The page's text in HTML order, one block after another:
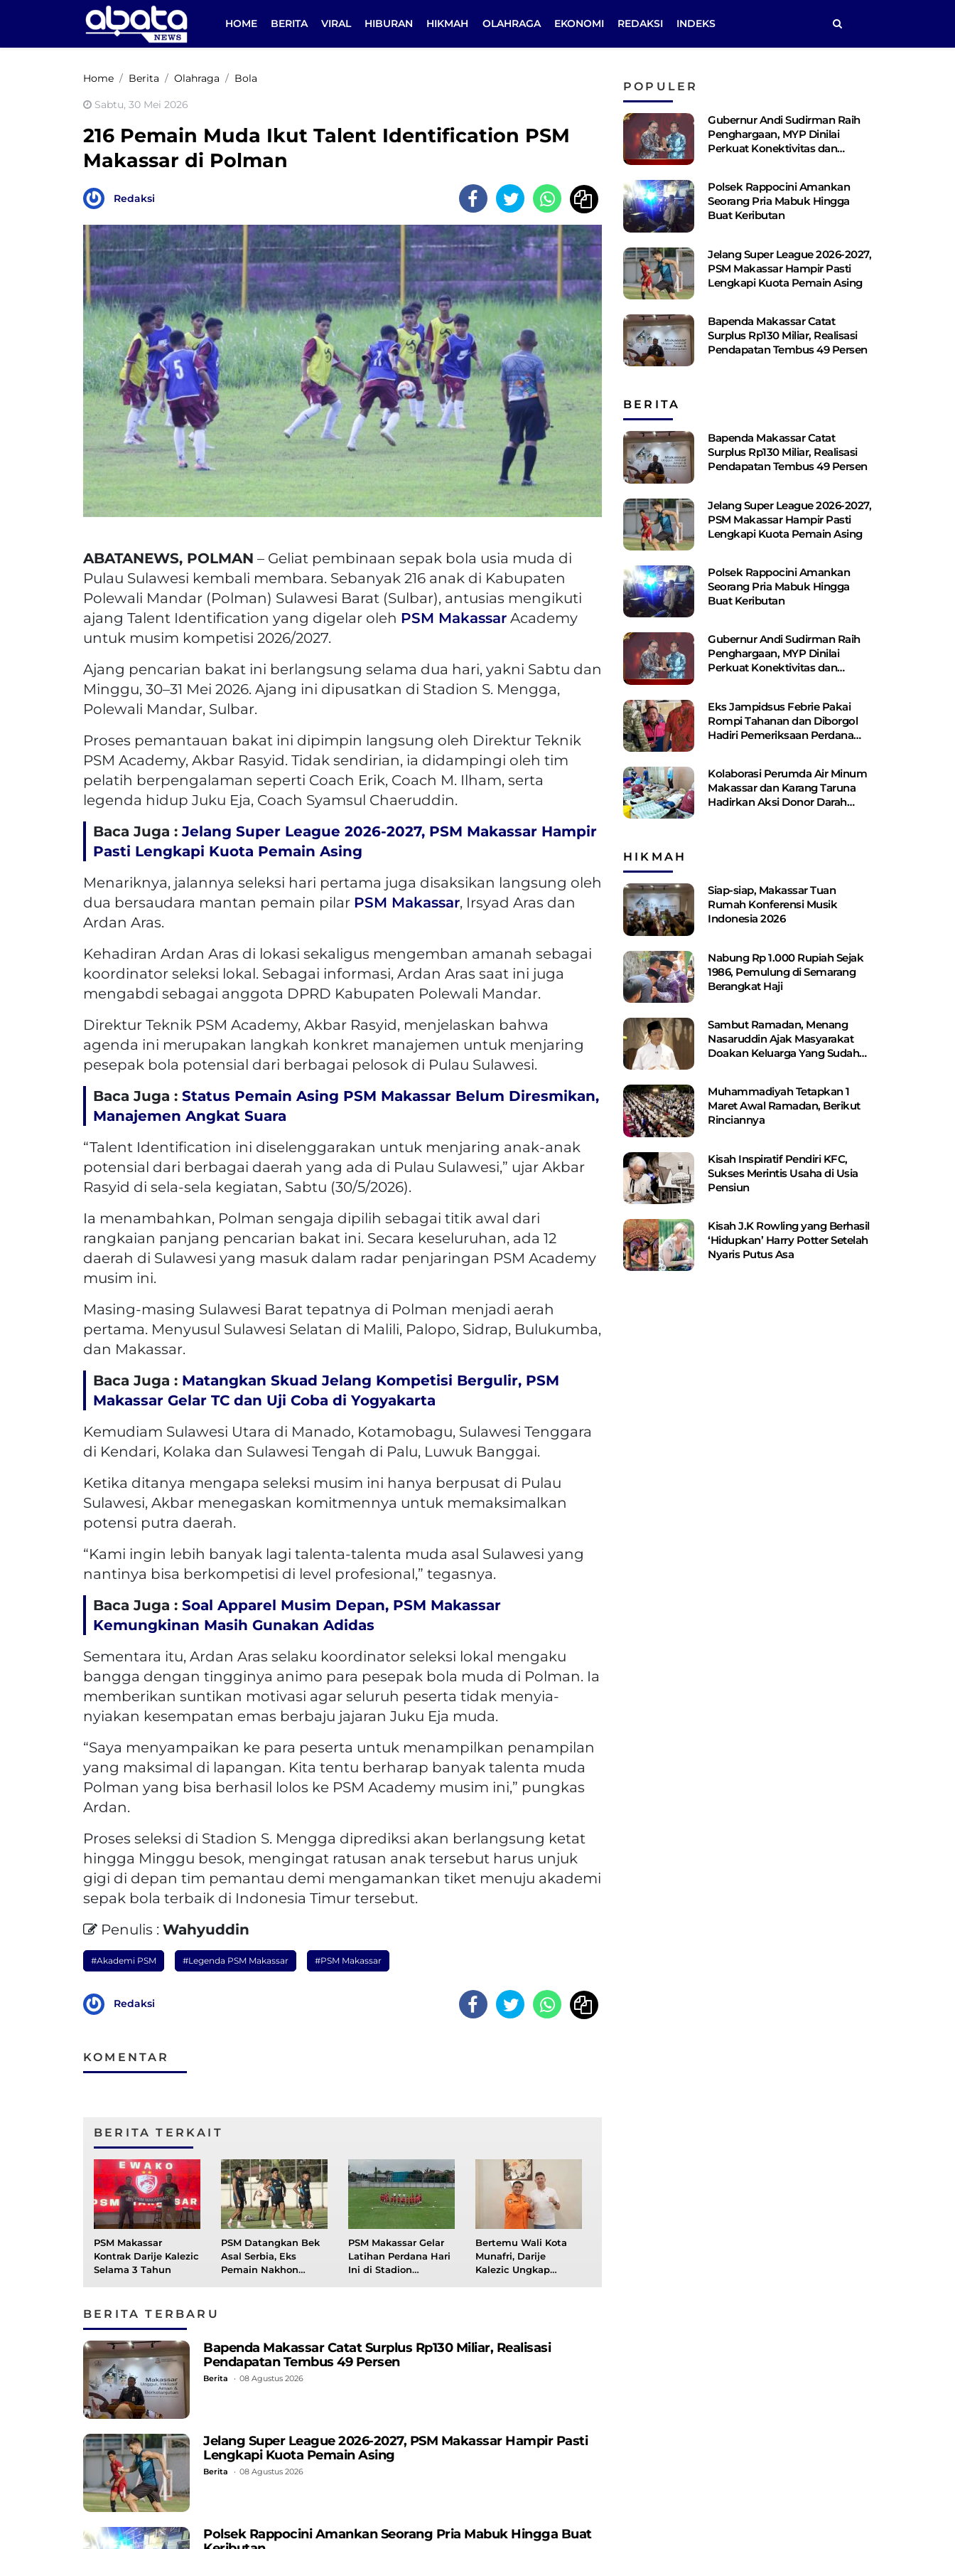
HOME BERITA VIRAL HIBURAN HIKMAH OLAHRAGA EKONOMI REDAKSI INDEKS
Home Berita Olahraga Bola
Sabtu, 30 Mei 2026
216 Pemain Muda Ikut Talent Identification PSM
Makassar di Polman
Redaksi
ABATANEWS, POLMAN – Geliat pembinaan sepak bola usia muda di
Pulau Sulawesi kembali membara. Sebanyak 216 anak di Kabupaten
Polewali Mandar (Polman) Sulawesi Barat (Sulbar), antusias mengikuti
ajang Talent Identification yang digelar oleh PSM Makassar Academy
untuk musim kompetisi 2026/2027.
Ajang pencarian bakat ini berlangsung selama dua hari, yakni Sabtu dan
Minggu, 30–31 Mei 2026. Ajang ini dipusatkan di Stadion S. Mengga,
Polewali Mandar, Sulbar.
Proses pemantauan bakat ini dipimpin langsung oleh Direktur Teknik
PSM Academy, Akbar Rasyid. Tidak sendirian, ia didampingi oleh tim
pelatih berpengalaman seperti Coach Erik, Coach M. Ilham, serta
legenda hidup Juku Eja, Coach Syamsul Chaeruddin.
Baca Juga :Jelang Super League 2026-2027, PSM Makassar Hampir
Pasti Lengkapi Kuota Pemain Asing
Menariknya, jalannya seleksi hari pertama juga disaksikan langsung oleh
dua bersaudara mantan pemain pilar PSM Makassar, Irsyad Aras dan
Ardan Aras.
Kehadiran Ardan Aras di lokasi sekaligus mengemban amanah sebagai
koordinator seleksi lokal. Sebagai informasi, Ardan Aras saat ini juga
mengabdi sebagai anggota DPRD Kabupaten Polewali Mandar.
Direktur Teknik PSM Academy, Akbar Rasyid, menjelaskan bahwa
agenda ini merupakan langkah konkret manajemen untuk menjaring
pesepak bola potensial dari berbagai pelosok di Pulau Sulawesi.
Baca Juga : Status Pemain Asing PSM Makassar Belum Diresmikan,
Manajemen Angkat Suara
“Talent Identification ini diselenggarakan untuk menjaring anak-anak
potensial dari berbagai daerah yang ada di Pulau Sulawesi,” ujar Akbar
Rasyid di sela-sela kegiatan, Sabtu (30/5/2026).
Ia menambahkan, Polman sengaja dipilih sebagai titik awal dari
rangkaian panjang pencarian bakat ini. Secara keseluruhan, ada 12
daerah di Sulawesi yang masuk dalam radar penjaringan PSM Academy
musim ini.
Masing-masing Sulawesi Barat tepatnya di Polman menjadi aerah
pertama. Menyusul Sulawesi Selatan di Malili, Palopo, Sidrap, Bulukumba,
dan Makassar.
Baca Juga : Matangkan Skuad Jelang Kompetisi Bergulir, PSM
Makassar Gelar TC dan Uji Coba di Yogyakarta
Kemudiam Sulawesi Utara di Manado, Kotamobagu, Sulawesi Tenggara
di Kendari, Kolaka dan Sulawesi Tengah di Palu, Luwuk Banggai.
Ketika ditanya mengapa seleksi musim ini hanya berpusat di Pulau
Sulawesi, Akbar menegaskan komitmennya untuk memaksimalkan
potensi putra daerah.
“Kami ingin lebih banyak lagi talenta-talenta muda asal Sulawesi yang
nantinya bisa berkompetisi di level profesional,” tegasnya.
Baca Juga : Soal Apparel Musim Depan, PSM Makassar
Kemungkinan Masih Gunakan Adidas
Sementara itu, Ardan Aras selaku koordinator seleksi lokal mengaku
bangga dengan tingginya animo para pesepak bola muda di Polman. Ia
memberikan suntikan motivasi agar seluruh peserta tidak menyia-
nyiakan kesempatan emas berbaju jajaran Juku Eja muda.
“Saya menyampaikan ke para peserta untuk menampilkan penampilan
yang maksimal di lapangan. Kita tentu berharap banyak talenta muda
Polman yang bisa berhasil lolos ke PSM Academy musim ini,” pungkas
Ardan.
Proses seleksi di Stadion S. Mengga diprediksi akan berlangsung ketat
hingga Minggu besok, mengingat ratusan anak tersebut harus unjuk
gigi di depan tim pemantau demi mengamankan tiket menuju akademi
sepak bola terbaik di Indonesia Timur tersebut.
Penulis : Wahyuddin
#Akademi PSM #Legenda PSM Makassar #PSM Makassar
Redaksi
KOMENTAR
BERITA TERKAIT
PSM Makassar
Kontrak Darije Kalezic
Selama 3 Tahun
PSM Datangkan Bek
Asal Serbia, Eks
Pemain Nakhon
PSM Makassar Gelar
Latihan Perdana Hari
Ini di Stadion
Bertemu Wali Kota
Munafri, Darije
Kalezic Ungkap
BERITA TERBARU
Bapenda Makassar Catat Surplus Rp130 ​​Miliar, Realisasi
Pendapatan Tembus 49 Persen
Berita 08 Agustus 2026
Jelang Super League 2026-2027, PSM Makassar Hampir Pasti
Lengkapi Kuota Pemain Asing
Berita 08 Agustus 2026
Polsek Rappocini Amankan Seorang Pria Mabuk Hingga Buat
POPULER
Gubernur Andi Sudirman Raih
Penghargaan, MYP Dinilai
Perkuat Konektivitas dan
Polsek Rappocini Amankan
Seorang Pria Mabuk Hingga
Buat Keributan
Jelang Super League 2026-2027,
PSM Makassar Hampir Pasti
Lengkapi Kuota Pemain Asing
Bapenda Makassar Catat
Surplus Rp130 ​​Miliar, Realisasi
Pendapatan Tembus 49 Persen
BERITA
Bapenda Makassar Catat
Surplus Rp130 ​​Miliar, Realisasi
Pendapatan Tembus 49 Persen
Jelang Super League 2026-2027,
PSM Makassar Hampir Pasti
Lengkapi Kuota Pemain Asing
Polsek Rappocini Amankan
Seorang Pria Mabuk Hingga
Buat Keributan
Gubernur Andi Sudirman Raih
Penghargaan, MYP Dinilai
Perkuat Konektivitas dan
Eks Jampidsus Febrie Pakai
Rompi Tahanan dan Diborgol
Hadiri Pemeriksaan Perdana
Kolaborasi Perumda Air Minum
Makassar dan Karang Taruna
Hadirkan Aksi Donor Darah
HIKMAH
Siap-siap, Makassar Tuan
Rumah Konferensi Musik
Indonesia 2026
Nabung Rp 1.000 Rupiah Sejak
1986, Pemulung di Semarang
Berangkat Haji
Sambut Ramadan, Menang
Nasaruddin Ajak Masyarakat
Doakan Keluarga Yang Sudah
Muhammadiyah Tetapkan 1
Maret Awal Ramadan, Berikut
Rinciannya
Kisah Inspiratif Pendiri KFC,
Sukses Merintis Usaha di Usia
Pensiun
Kisah J.K Rowling yang Berhasil
‘Hidupkan’ Harry Potter Setelah
Nyaris Putus Asa